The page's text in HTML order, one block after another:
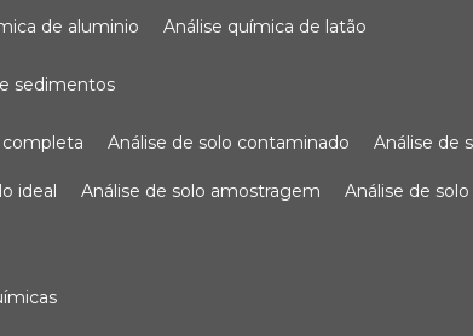
de aluminio análise química de latão
e sedimentos
completa análise de solo contaminado análise de
ideal análise de solo amostragem análise de